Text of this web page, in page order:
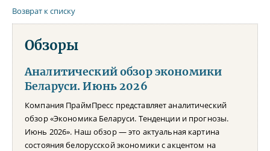
Возврат к списку
Обзоры
Аналитический обзор экономики
Беларуси. Июнь 2026
Компания ПраймПресс представляет аналитический
обзор «Экономика Беларуси. Тенденции и прогнозы.
Июнь 2026». Наш обзор — это актуальная картина
состояния белорусской экономики с акцентом на